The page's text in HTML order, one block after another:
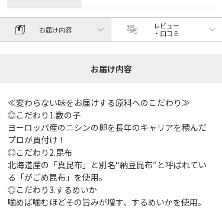
お届け内容
レビュー
・口コミ
お届け内容
≪変わらない味をお届けする原料へのこだわり≫
◎こだわり1.数の子
ヨーロッパ産のニシンの卵を長年のキャリアを積んだ
プロが買付け！
◎こだわり2.昆布
北海道産の「真昆布」と別名“納豆昆布”と呼ばれてい
る「がごめ昆布」を使用。
◎こだわり3.するめいか
噛めば噛むほどその旨みが増す、するめいかを使用。